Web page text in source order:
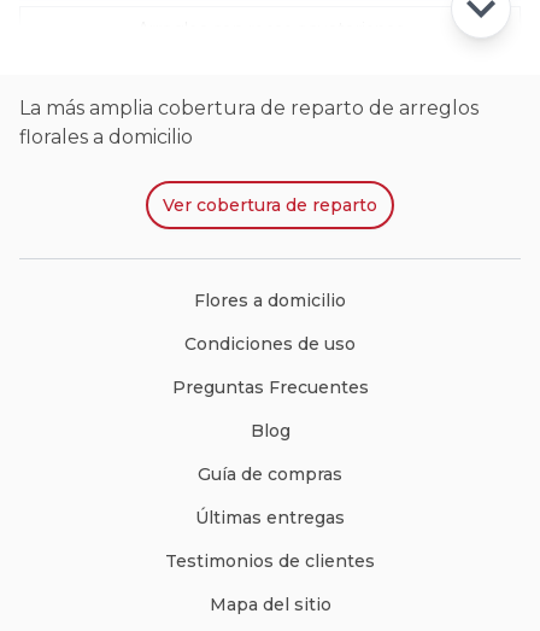
La más amplia cobertura de reparto de arreglos
florales a domicilio
Ver cobertura de reparto
Flores a domicilio
Condiciones de uso
Preguntas Frecuentes
Blog
Guía de compras
Últimas entregas
Testimonios de clientes
Mapa del sitio